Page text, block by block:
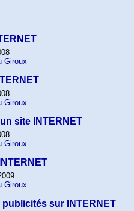
Giroux
Giroux
site INTERNET
Giroux
Giroux
publicités sur INTERNET